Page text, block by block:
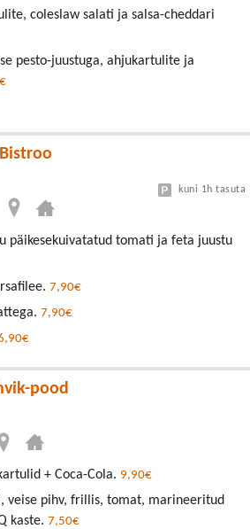
coleslaw salati ja salsa-cheddari
pesto-juustuga, ahjukartulite ja
kuni 1h tasuta
päikesekuivatatud tomati ja feta juustu
7,90€
7,90€
pood
+ Coca-Cola. 9,90€
veise pihv, frillis, tomat, marineeritud
kaste. 7,50€